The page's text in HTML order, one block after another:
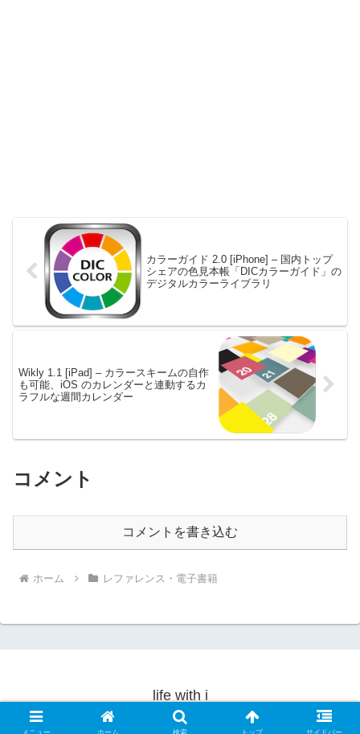
カラーガイド 2.0 [iPhone] – 国内トップ
シェアの色見本帳「DICカラーガイド」の
デジタルカラーライブラリ
Wikly 1.1 [iPad] – カラースキームの自作
も可能、iOS のカレンダーと連動するカ
ラフルな週間カレンダー
コメント
コメントを書き込む
ホーム レファレンス・電子書籍
life with i
© 2010-2026 life with i.
メニュー ホーム 検索 トップ サイドバー